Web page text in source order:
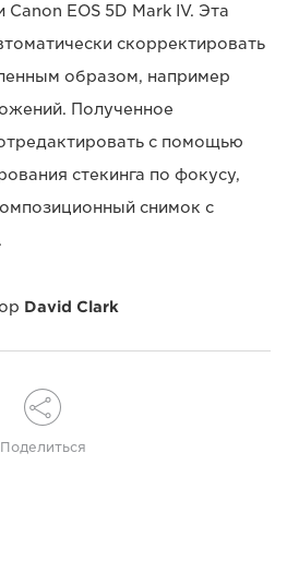
Canon EOS 5D Mark IV. Эта
скорректировать
образом, например
Полученное
с помощью
стекинга по фокусу,
снимок с
David Clark
Поделиться